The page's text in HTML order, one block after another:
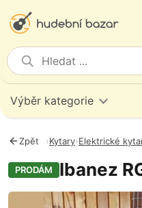
Výběr kategorie
Zpět ›Kytary›Elektrické
PRODÁM Ibanez
Fotografie